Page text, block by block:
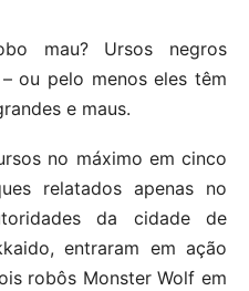
mau? Ursos negros
ou pelo menos eles têm
e maus.
no máximo em cinco
relatados apenas no
da cidade de
entraram em ação
robôs Monster Wolf em